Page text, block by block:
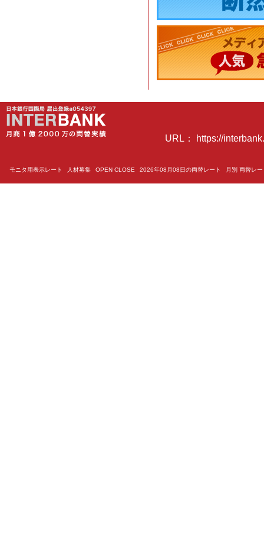
URL： https://
モニタ用表示レート 人材募集 OPEN CLOSE 2026年08月08日の両替レート 月別 両替レ